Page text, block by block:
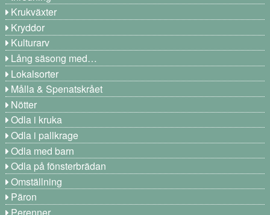
Krukväxter
Kryddor
Kulturarv
Lång säsong med…
Lokalsorter
Målla & Spenatskrået
Nötter
Odla i kruka
Odla i pallkrage
Odla med barn
Odla på fönsterbrädan
Omställning
Päron
Perenner